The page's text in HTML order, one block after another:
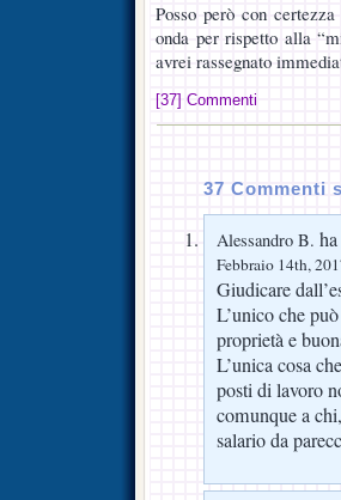
Posso però con
onda per rispetto alla
avrei rassegnato
[37] Commenti
37 Commenti
Alessandro B.
Febbraio 14th,
Giudicare
L’unico che
proprietà e
L’unica cosa
posti di lavoro
comunque a
salario da